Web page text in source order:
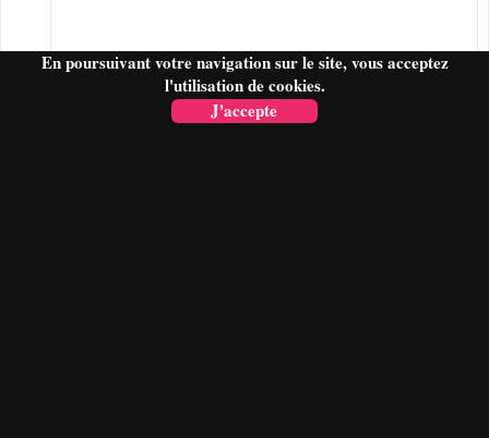
En poursuivant votre navigation sur le site, vous acceptez
l'utilisation de cookies.
J'accepte